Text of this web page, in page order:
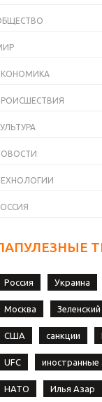
Россия Украина
Москва Зеленский
США санкции
UFC иностранные
НАТО Илья Азар